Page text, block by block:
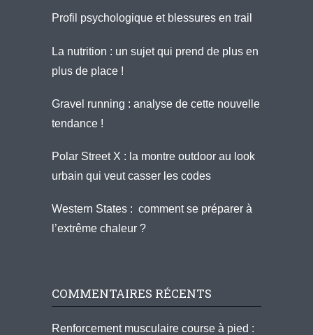
Profil psychologique et blessures en trail
La nutrition : un sujet qui prend de plus en
plus de place !
Gravel running : analyse de cette nouvelle
tendance !
Polar Street X : la montre outdoor au look
urbain qui veut casser les codes
Western States : comment se préparer à
l’extrême chaleur ?
COMMENTAIRES RÉCENTS
Renforcement musculaire course à pied :